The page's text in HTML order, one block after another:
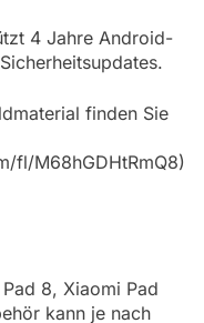
4 Jahre Android-
finden Sie
fl/M68hGDHtRmQ8)
8, Xiaomi Pad
kann je nach